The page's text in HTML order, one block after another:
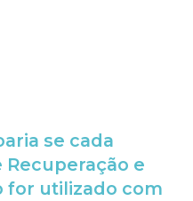
se cada
e
for utilizado com